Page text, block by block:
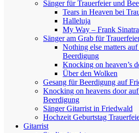
Sänger für Trauerfeier und
Tears in Heaven bei
Halleluja
My Way – Frank Sinatra
Sänger am Grab für
Nothing else matters
Beerdigung
Knocking on heaven’s
Über den Wolken
Gesang für Beerdigung auf
Knocking on heavens door
Beerdigung
Sänger Gitarrist in Friedwald
Hochzeit Geburtstag
Gitarrist